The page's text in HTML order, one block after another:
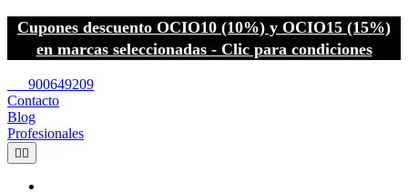
Cupones descuento OCIO10 (10%) y OCIO15 (15%)
en marcas seleccionadas - Clic para condiciones
900649209
Contacto
Blog
Profesionales
 